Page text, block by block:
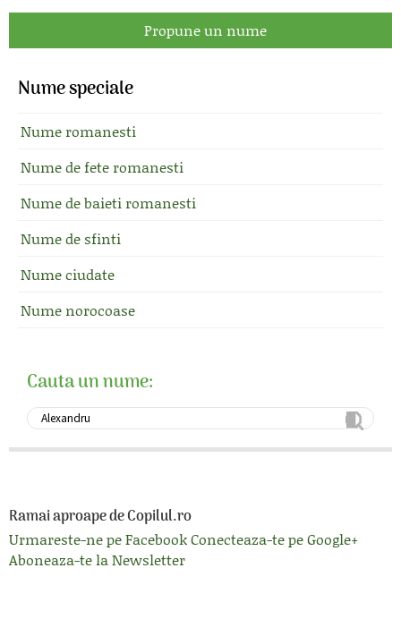
Propune un nume
Nume speciale
Nume romanesti
Nume de fete romanesti
Nume de baieti romanesti
Nume de sfinti
Nume ciudate
Nume norocoase
Cauta un nume:
Ramai aproape de Copilul.ro
Urmareste-ne pe FacebookConecteaza-te pe Google+
Aboneaza-te la Newsletter